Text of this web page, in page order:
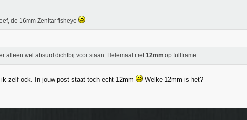
de 16mm Zenitar fisheye
alleen wel absurd dichtbij voor staan. Helemaal met12mm op fullframe
ik zelf ook. In jouw post staat toch echt 12mm Welke 12mm is het?